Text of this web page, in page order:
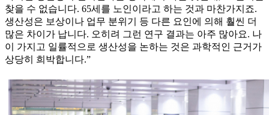
찾을 수 없습니다. 65세를 노인이라고 하는 것과 마찬가지죠.
생산성은 보상이나 업무 분위기 등 다른 요인에 의해 훨씬 더
많은 차이가 납니다. 오히려 그런 연구 결과는 아주 많아요. 나
이 가지고 일률적으로 생산성을 논하는 것은 과학적인 근거가
상당히 희박합니다.”